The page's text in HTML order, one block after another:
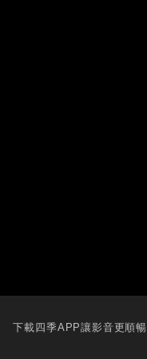
下載四季APP讓影音更順暢